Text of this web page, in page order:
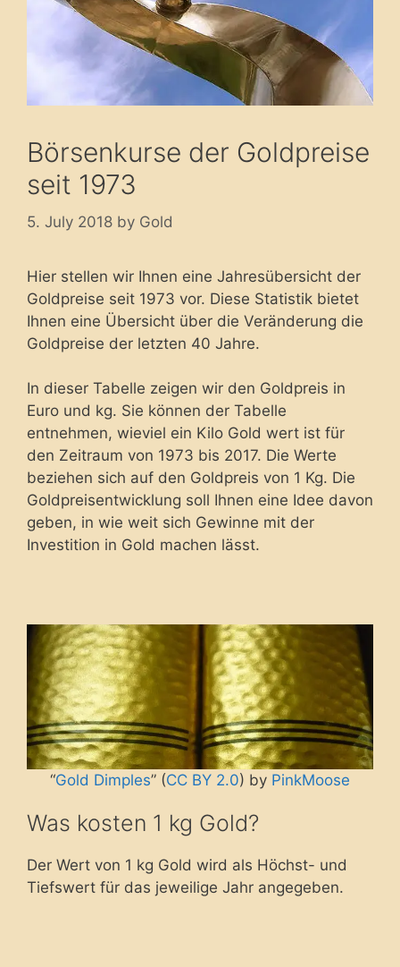
Börsenkurse der Goldpreise
seit 1973
5. July 2018 by Gold
Hier stellen wir Ihnen eine Jahresübersicht der
Goldpreise seit 1973 vor. Diese Statistik bietet
Ihnen eine Übersicht über die Veränderung die
Goldpreise der letzten 40 Jahre.
In dieser Tabelle zeigen wir den Goldpreis in
Euro und kg. Sie können der Tabelle
entnehmen, wieviel ein Kilo Gold wert ist für
den Zeitraum von 1973 bis 2017. Die Werte
beziehen sich auf den Goldpreis von 1 Kg. Die
Goldpreisentwicklung soll Ihnen eine Idee davon
geben, in wie weit sich Gewinne mit der
Investition in Gold machen lässt.
“Gold Dimples” (CC BY 2.0) by PinkMoose
Was kosten 1 kg Gold?
Der Wert von 1 kg Gold wird als Höchst- und
Tiefswert für das jeweilige Jahr angegeben.